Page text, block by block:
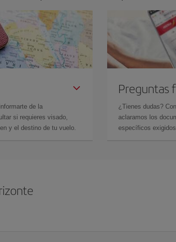
de la
si requieres visado,
y el destino de tu vuelo.
Preguntas
¿Tienes dudas?
aclaramos los
específicos